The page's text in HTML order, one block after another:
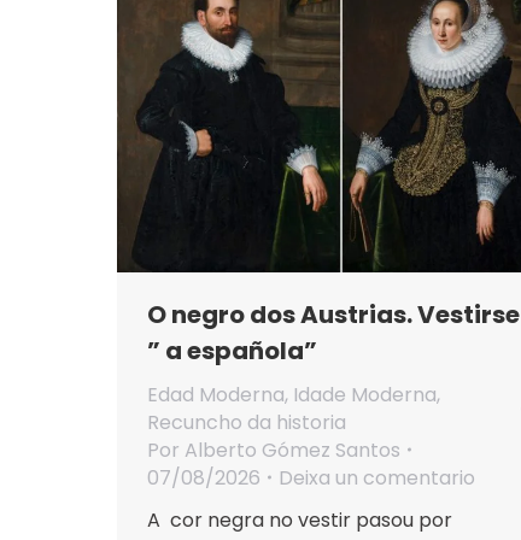
O negro dos Austrias. Vestirse
” a española”
Edad Moderna, Idade Moderna,
Recuncho da historia
Por Alberto Gómez Santos
07/08/2026
Deixa un comentario
A cor negra no vestir pasou por